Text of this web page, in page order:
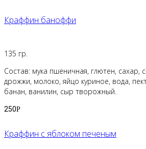
Краффин баноффи
135 гр.
Состав: мука пшеничная, глютен, сахар,
дрожжи, молоко, яйцо куриное, вода,
банан, ванилин, сыр творожный.
250Р
Краффин с яблоком печеным